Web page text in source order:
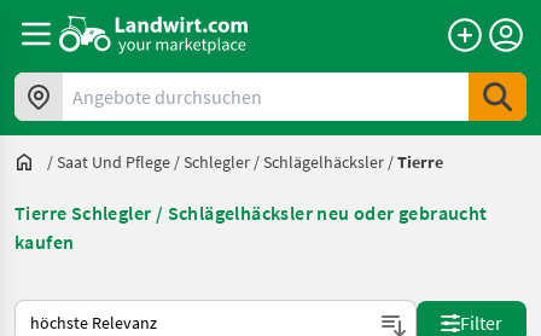
Angebote durchsuchen
/Saat Und Pflege /Schlegler / Schlägelhäcksler /Tierre
Tierre Schlegler / Schlägelhäcksler neu oder gebraucht
kaufen
So wird auf Landwirt.com sortiert
Filter